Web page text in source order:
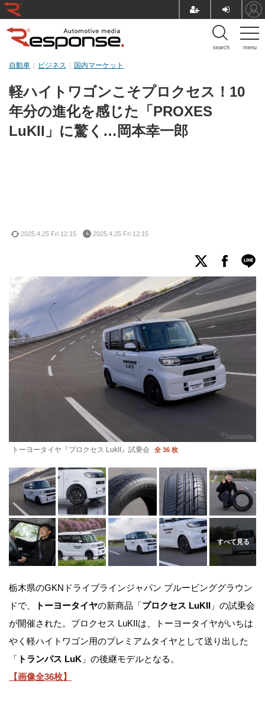
menu
search
軽ハイトワゴンこそプロクセス！10
年分の進化を感じた「PROXES
LuKII」に驚く…岡本幸一郎
自動車 ビジネス 国内マーケット
2025.4.25 Fri 12:15 2025.4.25 Fri 12:15
トーヨータイヤ『プロクセス LukII』試乗会 全 36 枚
栃木県のGKNドライブラインジャパン プルービンググラウン
ドで、
トーヨータイヤの新商品「プロクセス LuKII 」の試乗会
が開催された。プロクセス LuKIIは、トーヨータイヤがいちは
やく軽ハイトワゴン用のプレミアムタイヤとして送り出した
「 トランパス LuK 」の後継モデルとなる。
【画像全36枚】